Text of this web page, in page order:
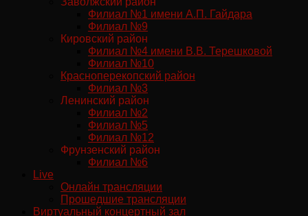
Филиал №1 имени А.П. Гайдара
Филиал №9
Кировский район
Филиал №4 имени В.В. Терешковой
Филиал №10
Красноперекопский район
Филиал №3
Ленинский район
Филиал №2
Филиал №5
Филиал №12
Фрунзенский район
Филиал №6
Live
Онлайн трансляции
Прошедшие трансляции
Виртуальный концертный зал